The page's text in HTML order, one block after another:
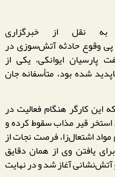
نقل از خبرگزاری
پی وقوع حادثه آتش‌سوزی در
ایوانکی، یکی از
شده بود، متأسفانه جان
این کارگر هنگام فعالیت در
استخر قیر مذاب سقوط کرده و
اشتعال‌زا، فرصت نجات از
یافتن وی از همان دقایق
آتش‌نشانی آغاز شد و در نهایت